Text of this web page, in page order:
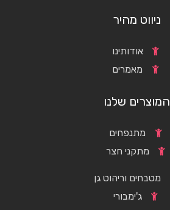
ניווט מהיר
אודותינו
מאמרים
המוצרים שלנו
מתנפחים
מתקני חצר
מטבחים וריהוט גן
ג'ימבורי